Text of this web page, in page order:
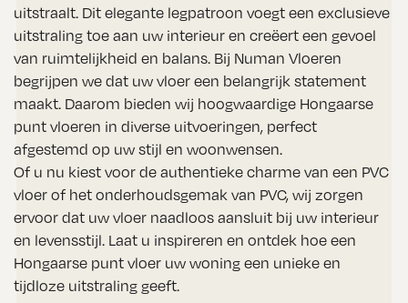
uitstraalt. Dit elegante legpatroon voegt een exclusieve
uitstraling toe aan uw interieur en creëert een gevoel
van ruimtelijkheid en balans. Bij Numan Vloeren
begrijpen we dat uw vloer een belangrijk statement
maakt. Daarom bieden wij hoogwaardige Hongaarse
punt vloeren in diverse uitvoeringen, perfect
afgestemd op uw stijl en woonwensen.
Of u nu kiest voor de authentieke charme van een PVC
vloer of het onderhoudsgemak van PVC, wij zorgen
ervoor dat uw vloer naadloos aansluit bij uw interieur
en levensstijl. Laat u inspireren en ontdek hoe een
Hongaarse punt vloer uw woning een unieke en
tijdloze uitstraling geeft.